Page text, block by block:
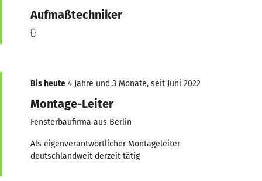
Aufmaßtechniker
{}
Bis heute 4 Jahre und 3 Monate, seit Juni 2022
Montage-Leiter
Fensterbaufirma aus Berlin
Als eigenverantwortlicher Montageleiter
deutschlandweit derzeit tätig